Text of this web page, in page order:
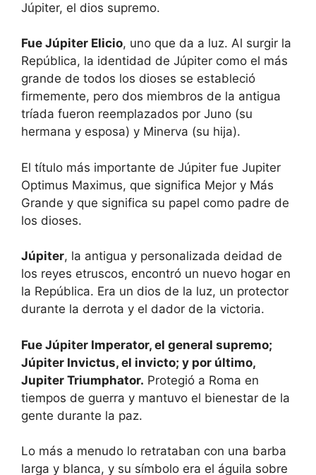
Júpiter, el dios supremo.
Fue Júpiter Elicio, uno que da a luz. Al surgir la
República, la identidad de Júpiter como el más
grande de todos los dioses se estableció
firmemente, pero dos miembros de la antigua
tríada fueron reemplazados por Juno (su
hermana y esposa) y Minerva (su hija).
El título más importante de Júpiter fue Jupiter
Optimus Maximus, que significa Mejor y Más
Grande y que significa su papel como padre de
los dioses.
Júpiter, la antigua y personalizada deidad de
los reyes etruscos, encontró un nuevo hogar en
la República. Era un dios de la luz, un protector
durante la derrota y el dador de la victoria.
Fue Júpiter Imperator, el general supremo;
Júpiter Invictus, el invicto; y por último,
Jupiter Triumphator. Protegió a Roma en
tiempos de guerra y mantuvo el bienestar de la
gente durante la paz.
Lo más a menudo lo retrataban con una barba
larga y blanca, y su símbolo era el águila sobre